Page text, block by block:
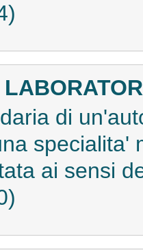
di
specialita'
ai sensi